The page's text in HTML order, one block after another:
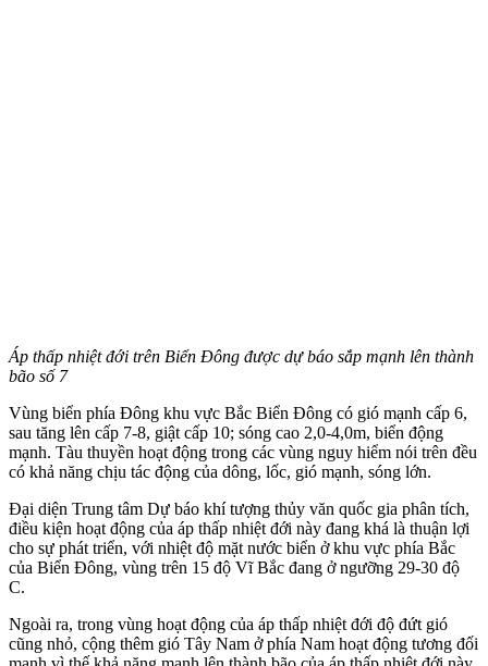
Áp thấp nhiệt đới trên Biển Đông được dự báo sắp mạnh lên thành
bão số 7
Vùng biển phía Đông khu vực Bắc Biển Đông có gió mạnh cấp 6,
sau tăng lên cấp 7-8, giật cấp 10; sóng cao 2,0-4,0m, biển động
mạnh. Tàu thuyền hoạt động trong các vùng nguy hiểm nói trên đều
có khả năng chịu tác động của dông, lốc, gió mạnh, sóng lớn.
Đại diện Trung tâm Dự báo khí tượng thủy văn quốc gia phân tích,
điều kiện hoạt động của áp thấp nhiệt đới này đang khá là thuận lợi
cho sự phát triển, với nhiệt độ mặt nước biển ở khu vực phía Bắc
của Biển Đông, vùng trên 15 độ Vĩ Bắc đang ở ngưỡng 29-30 độ
C.
Ngoài ra, trong vùng hoạt động của áp thấp nhiệt đới độ đứt gió
cũng nhỏ, cộng thêm gió Tây Nam ở phía Nam hoạt động tương đối